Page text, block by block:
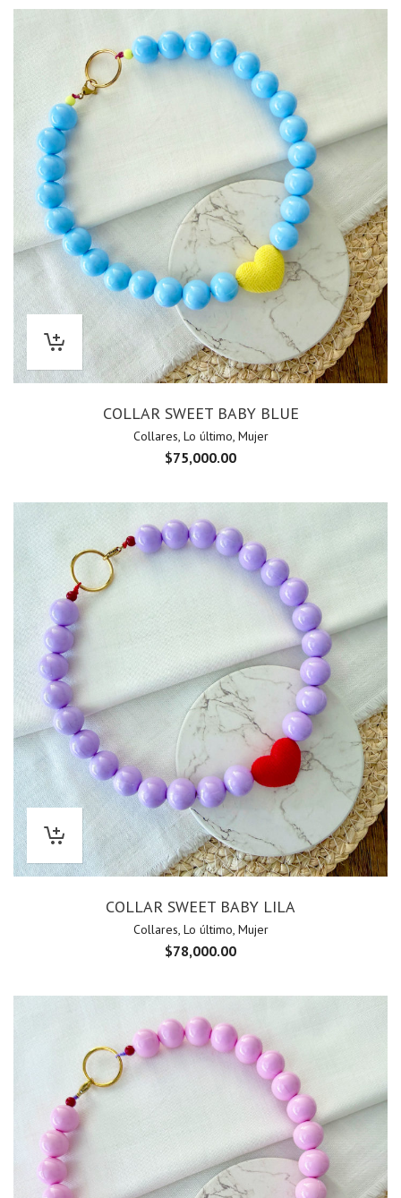
COLLAR SWEET BABY BLUE
Collares, Lo último, Mujer
$75,000.00
COLLAR SWEET BABY LILA
Collares, Lo último, Mujer
$78,000.00